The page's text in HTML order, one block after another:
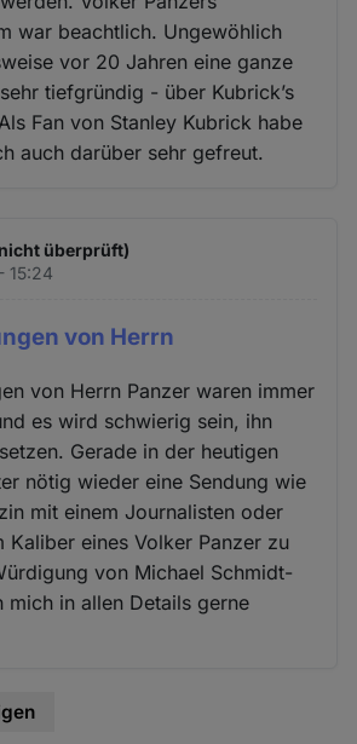
war beachtlich. Ungewöhlich
vor 20 Jahren eine ganze
tiefgründig - über Kubrick’s
Fan von Stanley Kubrick habe
auch darüber sehr gefreut.
überprüft)
15:24
von Herrn
von Herrn Panzer waren immer
es wird schwierig sein, ihn
Gerade in der heutigen
nötig wieder eine Sendung wie
mit einem Journalisten oder
Kaliber eines Volker Panzer zu
von Michael Schmidt-
mich in allen Details gerne